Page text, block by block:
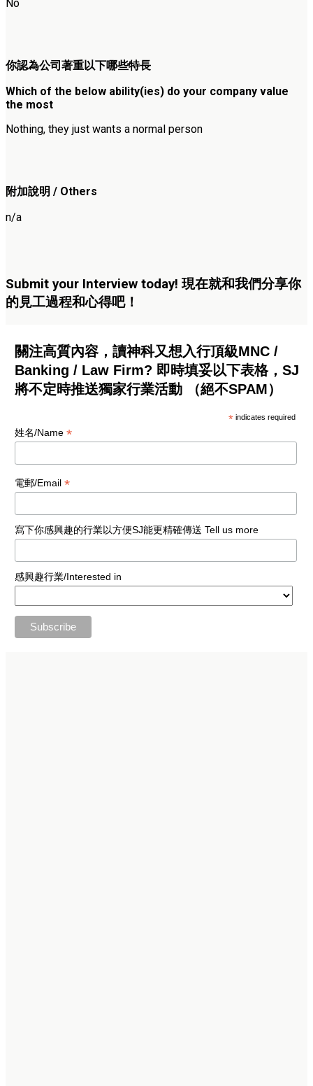
No
你認為公司著重以下哪些特長
Which of the below ability(ies) do your company value
the most
Nothing, they just wants a normal person
附加說明 / Others
n/a
Submit your Interview today! 現在就和我們分享你
的見工過程和心得吧！
關注高質內容，讀神科又想入行頂級MNC /
Banking / Law Firm? 即時填妥以下表格，SJ
將不定時推送獨家行業活動 （絕不SPAM）
* indicates required
姓名/Name *
電郵/Email *
寫下你感興趣的行業以方便SJ能更精確傳送 Tell us more
感興趣行業/Interested in